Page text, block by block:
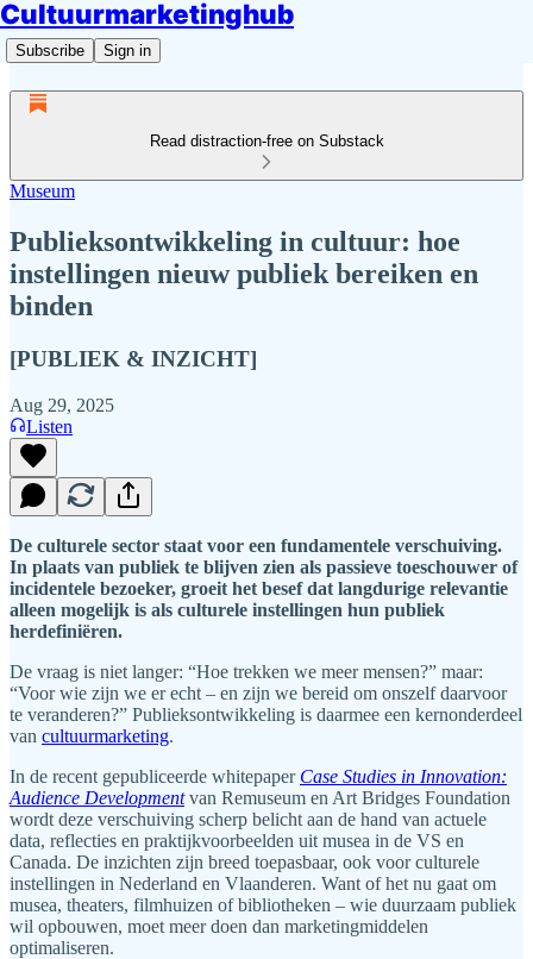
Cultuurmarketinghub
Subscribe Sign in
Read distraction-free on Substack
Museum
Publieksontwikkeling in cultuur: hoe
instellingen nieuw publiek bereiken en
binden
[PUBLIEK & INZICHT]
Aug 29, 2025
Listen
De culturele sector staat voor een fundamentele verschuiving.
In plaats van publiek te blijven zien als passieve toeschouwer of
incidentele bezoeker, groeit het besef dat langdurige relevantie
alleen mogelijk is als culturele instellingen hun publiek
herdefiniëren.
De vraag is niet langer: “Hoe trekken we meer mensen?” maar:
“Voor wie zijn we er echt – en zijn we bereid om onszelf daarvoor
te veranderen?” Publieksontwikkeling is daarmee een kernonderdeel
van cultuurmarketing.
In de recent gepubliceerde whitepaper Case Studies in Innovation:
Audience Developmentvan Remuseum en Art Bridges Foundation
wordt deze verschuiving scherp belicht aan de hand van actuele
data, reflecties en praktijkvoorbeelden uit musea in de VS en
Canada. De inzichten zijn breed toepasbaar, ook voor culturele
instellingen in Nederland en Vlaanderen. Want of het nu gaat om
musea, theaters, filmhuizen of bibliotheken – wie duurzaam publiek
wil opbouwen, moet meer doen dan marketingmiddelen
optimaliseren.